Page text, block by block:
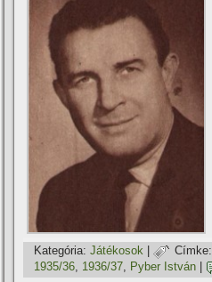
Kategória: Játékosok | Címke:
1935/36, 1936/37, Pyber István